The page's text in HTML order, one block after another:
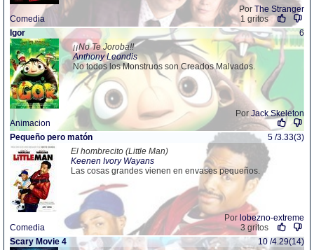
Por The Stranger
Comedia
1 gritos
Igor
6
¡¡No Te Joroba!!
Anthony Leondis
No todos los Monstruos son Creados Malvados.
Por Jack Skeleton
Animacion
Pequeño pero matón
5 /3.33(3)
El hombrecito (Little Man)
Keenen Ivory Wayans
Las cosas grandes vienen en envases pequeños.
Por lobezno-extreme
Comedia
3 gritos
Scary Movie 4
10 /4.29(14)